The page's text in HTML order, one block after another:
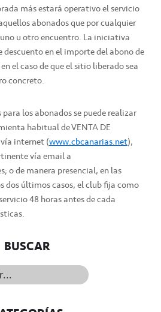
más estará operativo el servicio
abonados que por cualquier
u otro encuentro. La iniciativa
descuento en el importe del abono de
el caso de que el sitio liberado sea
concreto.
los abonados se puede realizar
habitual de VENTA DE
internet (www.cbcanarias.net),
vía email a
o de manera presencial, en las
dos últimos casos, el club fija como
48 horas antes de cada
BUSCAR